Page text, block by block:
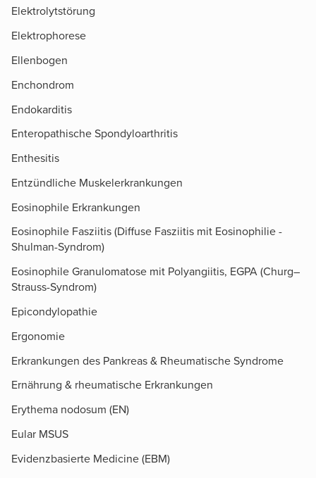
Elektrolytstörung
Elektrophorese
Ellenbogen
Enchondrom
Endokarditis
Enteropathische Spondyloarthritis
Enthesitis
Entzündliche Muskelerkrankungen
Eosinophile Erkrankungen
Eosinophile Fasziitis (Diffuse Fasziitis mit Eosinophilie -
Shulman-Syndrom)
Eosinophile Granulomatose mit Polyangiitis, EGPA (Churg–
Strauss-Syndrom)
Epicondylopathie
Ergonomie
Erkrankungen des Pankreas & Rheumatische Syndrome
Ernährung & rheumatische Erkrankungen
Erythema nodosum (EN)
Eular MSUS
Evidenzbasierte Medicine (EBM)